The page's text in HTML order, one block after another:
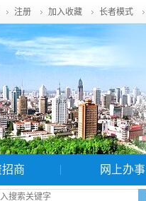
注册 加入收藏 长者模式
商 网上办事